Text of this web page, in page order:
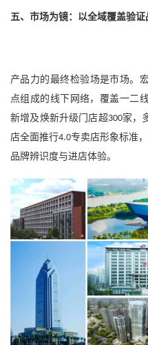
五、市场为镜：以全域覆盖验证
产品力的最终检验场是市场。
点组成的线下网络，覆盖一二
新增及焕新升级门店超300家，
店全面推行4.0专卖店形象标准
品牌辨识度与进店体验。